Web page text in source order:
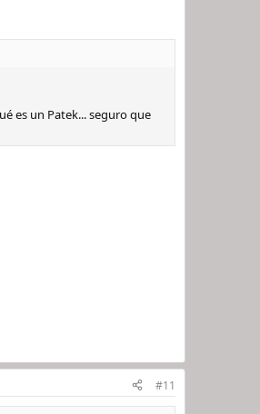
es un Patek... seguro que
#11